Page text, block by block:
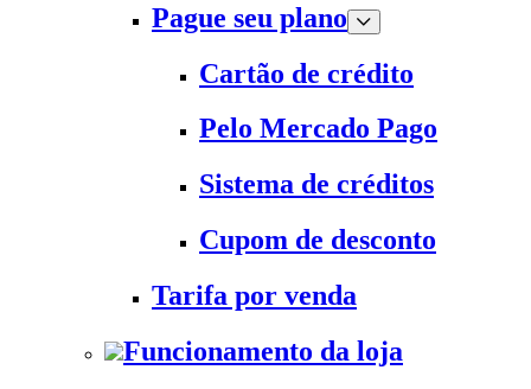
Pague seu plano
Cartão de crédito
Pelo Mercado Pago
Sistema de créditos
Cupom de desconto
Tarifa por venda
Funcionamento da loja